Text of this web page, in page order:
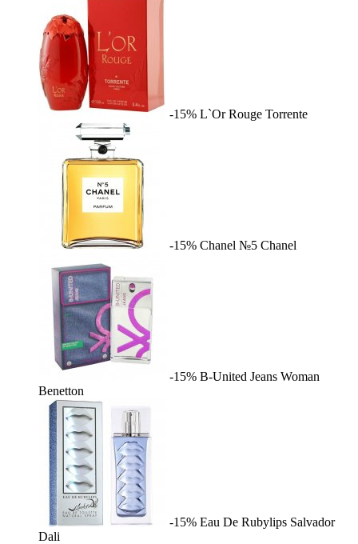
-15% L`Or Rouge Torrente
-15% Chanel №5 Chanel
-15% B-United Jeans Woman
Benetton
-15% Eau De Rubylips Salvador
Dali